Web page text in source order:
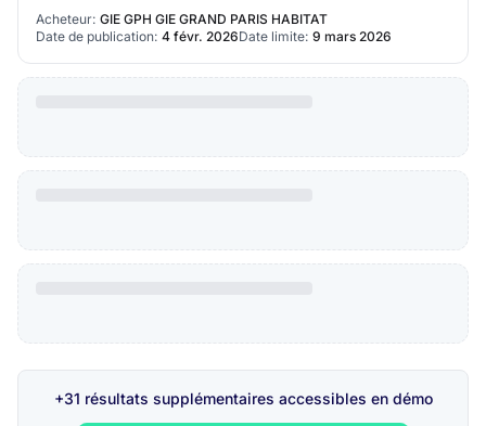
Acheteur: GIE GPH GIE GRAND PARIS HABITAT
Date de publication: 4 févr. 2026Date limite: 9 mars 2026
+31 résultats supplémentaires accessibles en démo